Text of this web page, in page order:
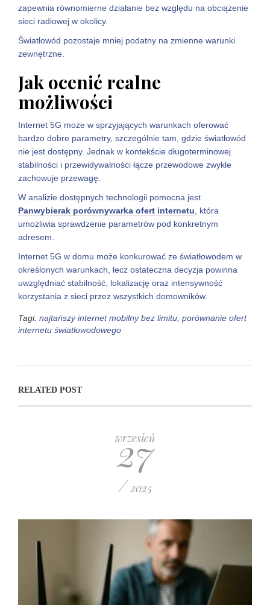
zapewnia równomierne działanie bez względu na obciążenie
sieci radiowej w okolicy.
Światłowód pozostaje mniej podatny na zmienne warunki
zewnętrzne.
Jak ocenić realne
możliwości
Internet 5G może w sprzyjających warunkach oferować
bardzo dobre parametry, szczególnie tam, gdzie światłowód
nie jest dostępny. Jednak w kontekście długoterminowej
stabilności i przewidywalności łącze przewodowe zwykle
zachowuje przewagę.
W analizie dostępnych technologii pomocna jest
Panwybierak porównywarka ofert internetu , która
umożliwia sprawdzenie parametrów pod konkretnym
adresem.
Internet 5G w domu może konkurować ze światłowodem w
określonych warunkach, lecz ostateczna decyzja powinna
uwzględniać stabilność, lokalizację oraz intensywność
korzystania z sieci przez wszystkich domowników.
Tagi: najtańszy internet mobilny bez limitu porównanie ofert
internetu światłowodowego
RELATED POST
wrzesień
27
/ 2025